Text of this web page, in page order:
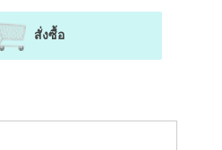
สั่งซื้อ